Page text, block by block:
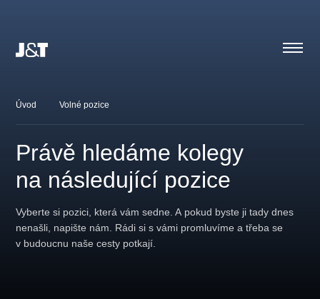
Úvod Volné pozice
Právě hledáme kolegy
na následující pozice
Vyberte si pozici, která vám sedne. A pokud byste ji tady dnes
nenašli, napište nám. Rádi si s vámi promluvíme a třeba se
v budoucnu naše cesty potkají.